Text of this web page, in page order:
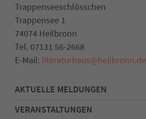
Trappenseeschlösschen
Trappensee 1
74074 Heilbronn
Tel. 07131 56-2668
E-Mail: literaturhaus@heilbronn.de
AKTUELLE MELDUNGEN
VERANSTALTUNGEN